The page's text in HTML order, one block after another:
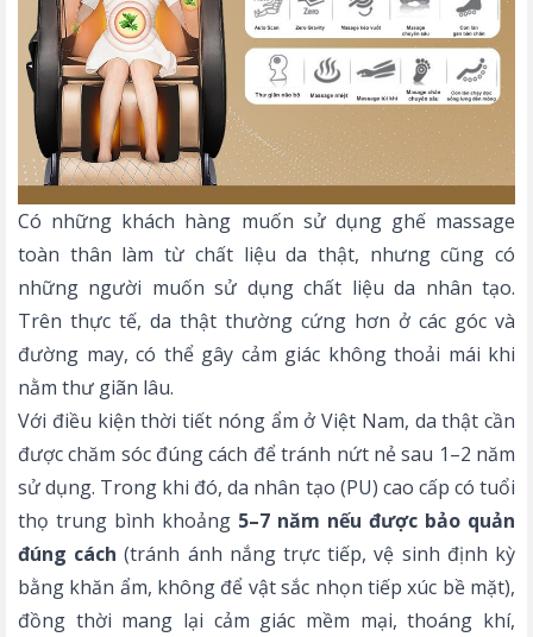
Có những khách hàng muốn sử dụng ghế massage
toàn thân làm từ chất liệu da thật, nhưng cũng có
những người muốn sử dụng chất liệu da nhân tạo.
Trên thực tế, da thật thường cứng hơn ở các góc và
đường may, có thể gây cảm giác không thoải mái khi
nằm thư giãn lâu.
Với điều kiện thời tiết nóng ẩm ở Việt Nam, da thật cần
được chăm sóc đúng cách để tránh nứt nẻ sau 1–2 năm
sử dụng. Trong khi đó, da nhân tạo (PU) cao cấp có tuổi
thọ trung bình khoảng 5–7 năm nếu được bảo quản
đúng cách (tránh ánh nắng trực tiếp, vệ sinh định kỳ
bằng khăn ẩm, không để vật sắc nhọn tiếp xúc bề mặt),
đồng thời mang lại cảm giác mềm mại, thoáng khí,